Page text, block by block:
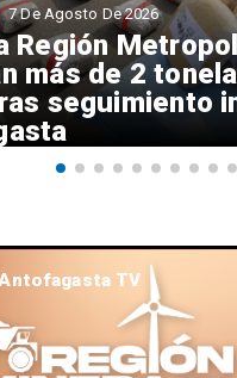
Región
más de 2
seguimiento
7 De Agosto De 2026
TV